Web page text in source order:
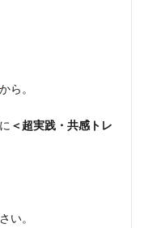
から。
＜超実践・共感トレ
い。